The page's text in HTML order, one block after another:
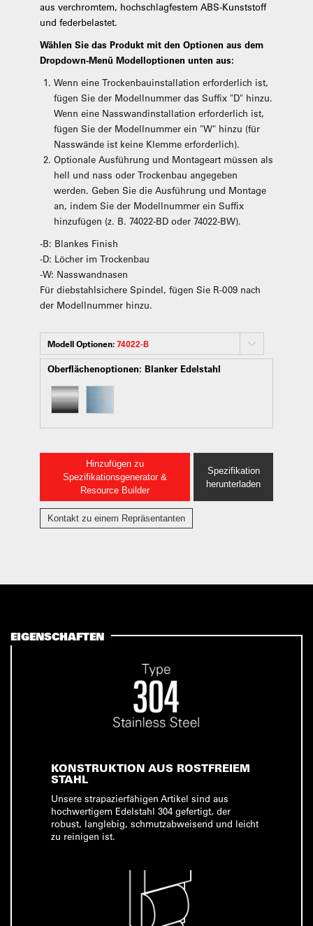
aus verchromtem, hochschlagfestem ABS-Kunststoff
und federbelastet.
Wählen Sie das Produkt mit den Optionen aus dem
Dropdown-Menü Modelloptionen unten aus:
Wenn eine Trockenbauinstallation erforderlich ist,
fügen Sie der Modellnummer das Suffix "D" hinzu.
Wenn eine Nasswandinstallation erforderlich ist,
fügen Sie der Modellnummer ein "W" hinzu (für
Nasswände ist keine Klemme erforderlich).
Optionale Ausführung und Montageart müssen als
hell und nass oder Trockenbau angegeben
werden. Geben Sie die Ausführung und Montage
an, indem Sie der Modellnummer ein Suffix
hinzufügen (z. B. 74022-BD oder 74022-BW).
-B: Blankes Finish
-D: Löcher im Trockenbau
-W: Nasswandnasen
Für diebstahlsichere Spindel, fügen Sie R-009 nach
der Modellnummer hinzu.
Modell Optionen:74022-B
Oberflächenoptionen: Blanker Edelstahl
Hinzufügen zu
Spezifikationsgenerator &
Resource Builder
Spezifikation
herunterladen
Kontakt zu einem Repräsentanten
EIGENSCHAFTEN
KONSTRUKTION AUS ROSTFREIEM
STAHL
Unsere strapazierfähigen Artikel sind aus
hochwertigem Edelstahl 304 gefertigt, der
robust, langlebig, schmutzabweisend und leicht
zu reinigen ist.